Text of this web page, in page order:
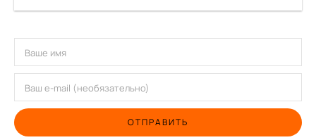
Бах
Бах
Бах
ОТПРАВИТЬ